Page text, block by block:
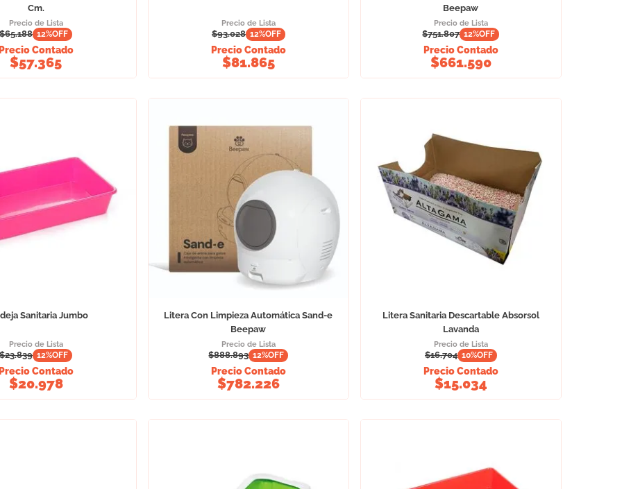
Cm.
Precio de Lista
$65.188 12%OFF
Contado
$57.365
Precio de Lista
$93.028 12%OFF
Precio Contado
$81.865
Beepaw
Precio de Lista
$751.807 12%OFF
Precio Contado
$661.590
Sanitaria Jumbo
Precio de Lista
$23.839 12%OFF
Contado
$20.978
Litera Con Limpieza Automática Sand-e
Beepaw
Precio de Lista
$888.893 12%OFF
Precio Contado
$782.226
Litera Sanitaria Descartable Absorsol
Lavanda
Precio de Lista
$16.704 10%OFF
Precio Contado
$15.034